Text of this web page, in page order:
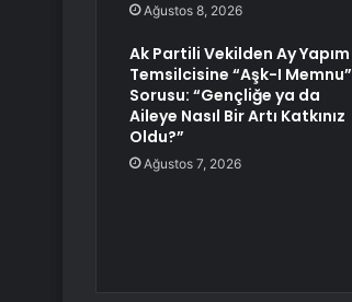
Ağustos 8, 2026
Ak Partili Vekilden Ay Yapım
Temsilcisine “Aşk-I Memnu”
Sorusu: “Gençliğe ya da
Aileye Nasıl Bir Artı Katkınız
Oldu?”
Ağustos 7, 2026